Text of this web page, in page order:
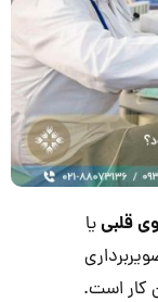
قلبییا
کار است.